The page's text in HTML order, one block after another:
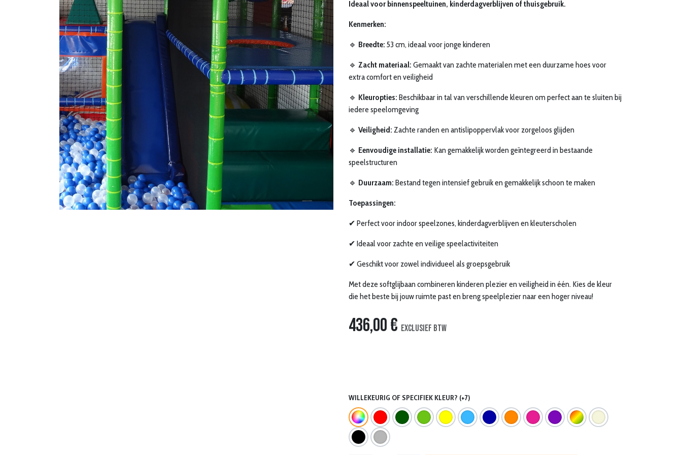
Ideaal voor binnenspeeltuinen, kinderdagverblijven of thuisgebruik.
Kenmerken:
🔹 Breedte: 53 cm, ideaal voor jonge kinderen
🔹 Zacht materiaal: Gemaakt van zachte materialen met een duurzame hoes voor
extra comfort en veiligheid
🔹 Kleuropties: Beschikbaar in tal van verschillende kleuren om perfect aan te sluiten bij
iedere speelomgeving
🔹 Veiligheid: Zachte randen en antislipoppervlak voor zorgeloos glijden
🔹 Eenvoudige installatie: Kan gemakkelijk worden geïntegreerd in bestaande
speelstructuren
🔹 Duurzaam: Bestand tegen intensief gebruik en gemakkelijk schoon te maken
Toepassingen:
✔ Perfect voor indoor speelzones, kinderdagverblijven en kleuterscholen
✔ Ideaal voor zachte en veilige speelactiviteiten
✔ Geschikt voor zowel individueel als groepsgebruik
Met deze softglijbaan combineren kinderen plezier en veiligheid in één. Kies de kleur
die het beste bij jouw ruimte past en breng speelplezier naar een hoger niveau!
436,00€ Exclusief btw
WILLEKEURIG OF SPECIFIEK KLEUR? (+7)